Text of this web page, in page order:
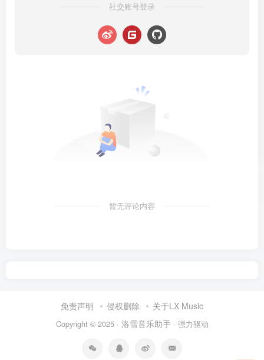
社交账号登录
暂无评论内容
免责声明 侵权删除 关于LX Music
Copyright © 2025 · 洛雪音乐助手· 强力驱动